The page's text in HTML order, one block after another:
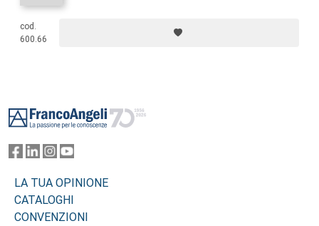
cod.
600.66
LA TUA OPINIONE
CATALOGHI
CONVENZIONI